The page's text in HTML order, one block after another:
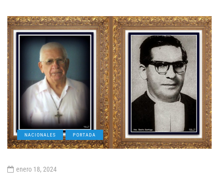
NACIONALES PORTADA
enero 18, 2024